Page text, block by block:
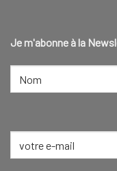
Je m'abonne à la
NOM